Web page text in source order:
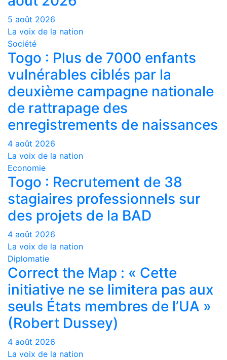
5 août 2026
La voix de la nation
Société
Togo : Plus de 7000 enfants
vulnérables ciblés par la
deuxième campagne nationale
de rattrapage des
enregistrements de naissances
4 août 2026
La voix de la nation
Economie
Togo : Recrutement de 38
stagiaires professionnels sur
des projets de la BAD
4 août 2026
La voix de la nation
Diplomatie
Correct the Map : « Cette
initiative ne se limitera pas aux
seuls États membres de l’UA »
(Robert Dussey)
4 août 2026
La voix de la nation